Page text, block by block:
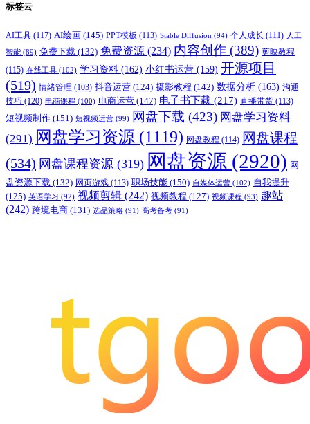
标签云
AI工具 (117) AI绘画 (145) PPT模板 (113) Stable Diffusion (94) 个人成长 (111) 人工
智能 (89) 免费下载 (132) 免费资源 (234) 内容创作 (389) 剪映教程
(115) 在线工具 (102) 学习资料 (162) 小红书运营 (159) 开源项目
(519) 情绪管理 (103) 抖音运营 (124) 摄影教程 (142) 数据分析 (163) 沟通
技巧 (120) 电商课程 (100) 电商运营 (147) 电子书下载 (217) 直播带货 (113)
短视频制作 (151) 短视频运营 (99) 网盘下载 (423) 网盘学习资料
(291) 网盘学习资源 (1119) 网盘教程 (114) 网盘课程
(534) 网盘课程资源 (319) 网盘资源 (2920) 网
盘资源下载 (132) 网页游戏 (113) 职场技能 (150) 自媒体运营 (102) 自我提升
(125) 英语学习 (92) 视频剪辑 (242) 视频教程 (127) 视频课程 (93) 趣站
(242) 跨境电商 (131) 选品策略 (91) 高考备考 (91)